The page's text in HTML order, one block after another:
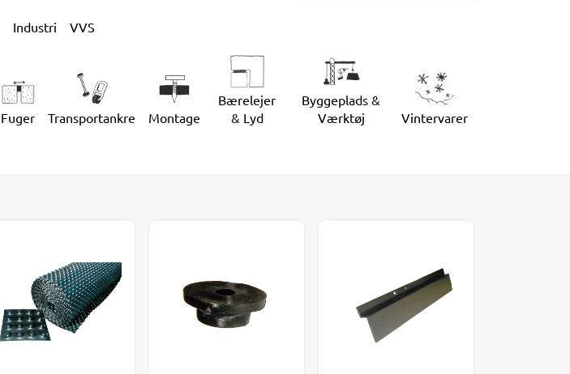
Industri VVS
Fuger Transportankre Montage
Bærelejer
& Lyd
Byggeplads &
Værktøj
Vintervarer